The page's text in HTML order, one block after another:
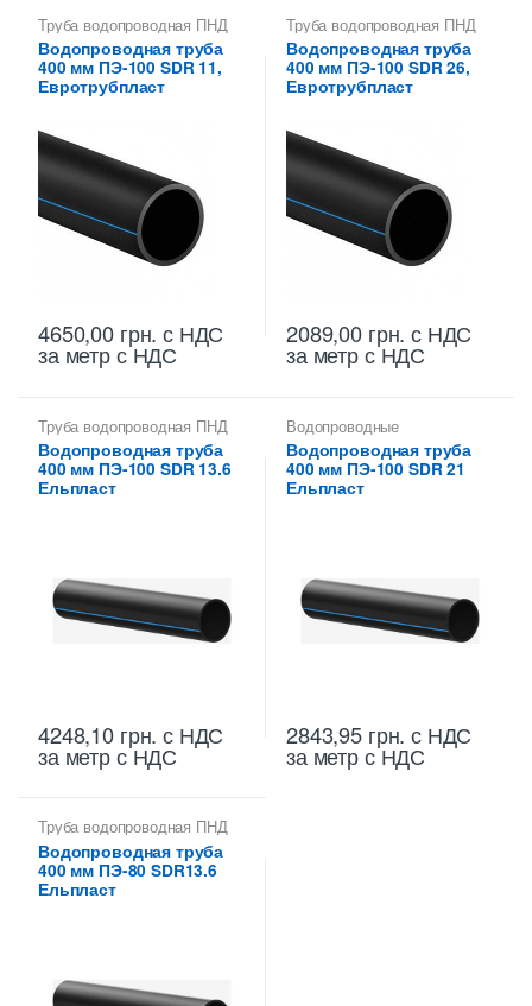
Труба водопроводная ПНД
400 мм
Водопроводная труба
400 мм ПЭ-100 SDR 11,
Евротрубпласт
4650,00 грн. с НДС
за метр с НДС
Труба водопроводная ПНД
400 мм
Водопроводная труба
400 мм ПЭ-100 SDR 26,
Евротрубпласт
2089,00 грн. с НДС
за метр с НДС
Труба водопроводная ПНД
400 мм
Водопроводная труба
400 мм ПЭ-100 SDR 13.6
Ельпласт
4248,10 грн. с НДС
за метр с НДС
Водопроводные
полиэтиленовые трубы ,
Труба водопроводная ПНД
400 мм
Водопроводная труба
400 мм ПЭ-100 SDR 21
Ельпласт
2843,95 грн. с НДС
за метр с НДС
Труба водопроводная ПНД
400 мм
Водопроводная труба
400 мм ПЭ-80 SDR13.6
Ельпласт